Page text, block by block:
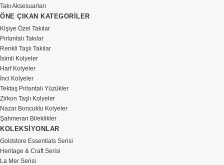
Takı Aksesuarları
ÖNE ÇIKAN KATEGORİLER
Kişiye Özel Takılar
Pırlantalı Takılar
Renkli Taşlı Takılar
İsimli Kolyeler
Harf Kolyeler
İnci Kolyeler
Tektaş Pırlantalı Yüzükler
Zirkon Taşlı Kolyeler
Nazar Boncuklu Kolyeler
Şahmeran Bileklikler
KOLEKSİYONLAR
Goldstore Essentials Serisi
Heritage & Craft Serisi
La Mer Serisi